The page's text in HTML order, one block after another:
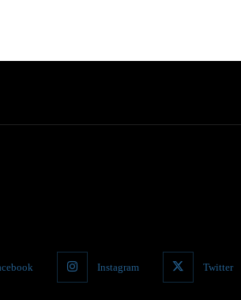
Instagram Twitter